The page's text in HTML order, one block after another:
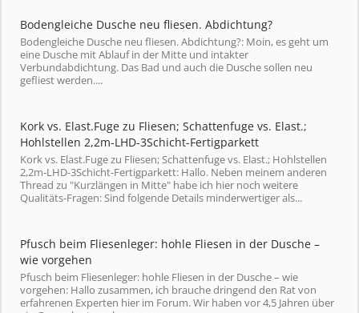
Bodengleiche Dusche neu fliesen. Abdichtung?
Bodengleiche Dusche neu fliesen. Abdichtung?: Moin, es geht um
eine Dusche mit Ablauf in der Mitte und intakter
Verbundabdichtung. Das Bad und auch die Dusche sollen neu
gefliest werden....
Kork vs. Elast.Fuge zu Fliesen; Schattenfuge vs. Elast.;
Hohlstellen 2,2m-LHD-3Schicht-Fertigparkett
Kork vs. Elast.Fuge zu Fliesen; Schattenfuge vs. Elast.; Hohlstellen
2,2m-LHD-3Schicht-Fertigparkett: Hallo. Neben meinem anderen
Thread zu "Kurzlängen in Mitte" habe ich hier noch weitere
Qualitäts-Fragen: Sind folgende Details minderwertiger als...
Pfusch beim Fliesenleger: hohle Fliesen in der Dusche –
wie vorgehen
Pfusch beim Fliesenleger: hohle Fliesen in der Dusche – wie
vorgehen: Hallo zusammen, ich brauche dringend den Rat von
erfahrenen Experten hier im Forum. Wir haben vor 4,5 Jahren über